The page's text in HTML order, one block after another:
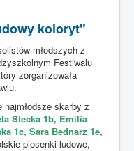
koloryt"
młodszych z
Festiwalu
zorganizowała
skarby z
Stecka 1b, Emilia
1c, Sara Bednarz 1e,
piosenki ludowe,